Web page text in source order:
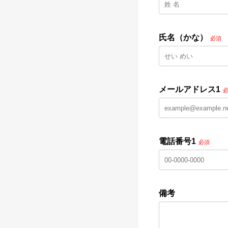
氏名（かな） 必須
メールアドレス1
電話番号1 必須
備考